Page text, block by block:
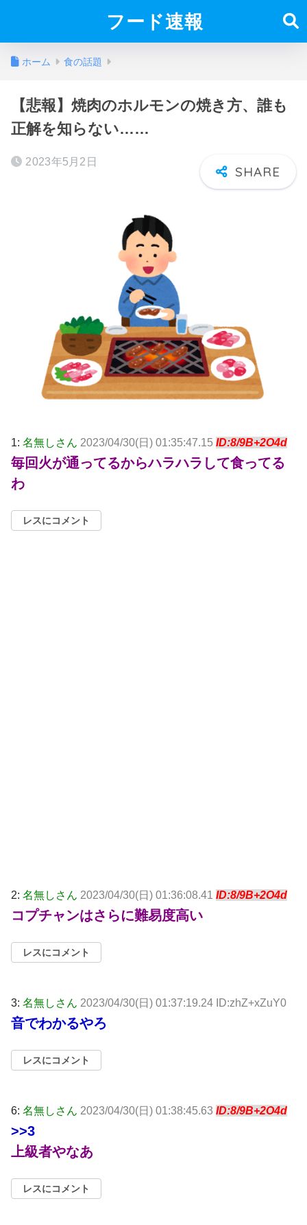
フード速報
ホーム 食の話題
【悲報】焼肉のホルモンの焼き方、誰も
正解を知らない……
2023年5月2日
1: 名無しさん 2023/04/30(日) 01:35:47.15 ID:8/9B+2O4d
毎回火が通ってるからハラハラして食ってる
わ
レスにコメント
2: 名無しさん 2023/04/30(日) 01:36:08.41 ID:8/9B+2O4d
コプチャンはさらに難易度高い
レスにコメント
3: 名無しさん 2023/04/30(日) 01:37:19.24 ID:zhZ+xZuY0
音でわかるやろ
レスにコメント
6: 名無しさん 2023/04/30(日) 01:38:45.63 ID:8/9B+2O4d
>>3
上級者やなあ
レスにコメント